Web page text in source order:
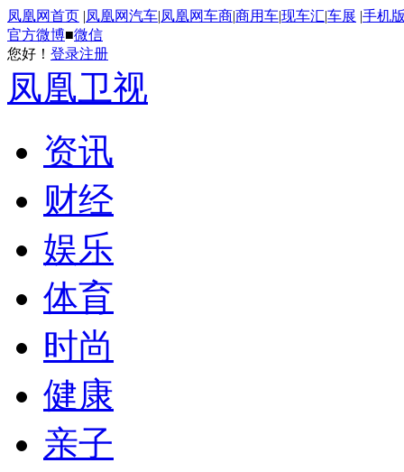
凤凰网首页 |凤凰网汽车|凤凰网车商|商用车|现车汇|车展 |手机
官方微博■微信
您好！ 登录注册
凤凰卫视
资讯
财经
娱乐
体育
时尚
健康
亲子